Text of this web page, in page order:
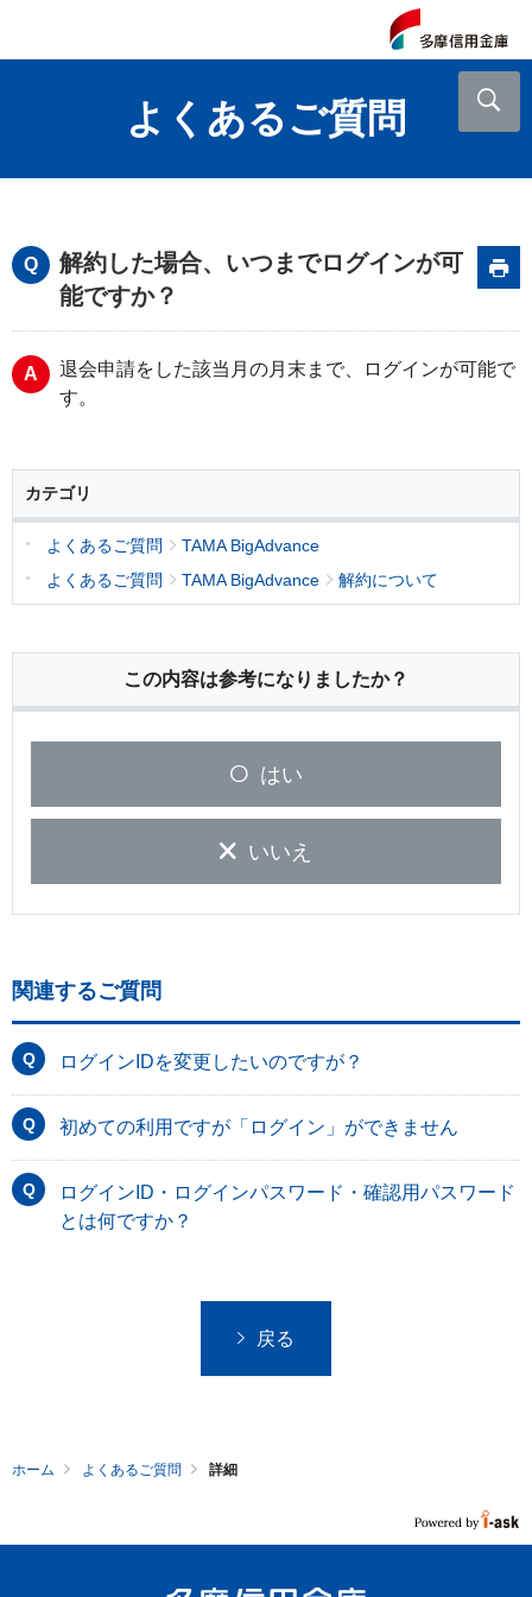
よくあるご質問
解約した場合、いつまでログインが可
能ですか？
退会申請をした該当月の月末まで、ログインが可能で
す。
カテゴリ
よくあるご質問
TAMA BigAdvance
よくあるご質問
TAMA BigAdvance 解約について
この内容は参考になりましたか？
はい
いいえ
関連するご質問
ログインIDを変更したいのですが？
初めての利用ですが「ログイン」ができません
ログインID・ログインパスワード・確認用パスワード
とは何ですか？
戻る
ホーム よくあるご質問 詳細